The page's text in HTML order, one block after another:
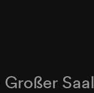
Großer Saal